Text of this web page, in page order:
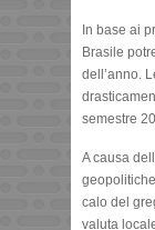
In base ai
Brasile
dell’anno.
semestre
A causa
calo del
valuta